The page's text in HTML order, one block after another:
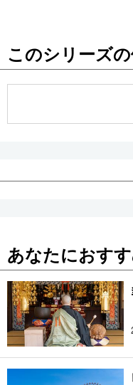
このシリーズ
あなたにおす